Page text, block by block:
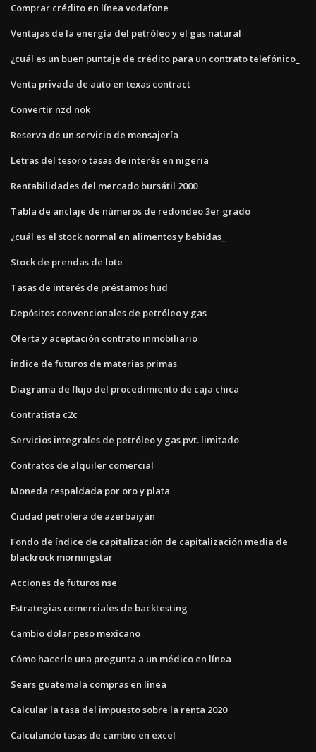
Comprar crédito en línea vodafone
Ventajas de la energía del petróleo y el gas natural
¿cuál es un buen puntaje de crédito para un contrato telefónico_
Venta privada de auto en texas contract
Convertir nzd nok
Reserva de un servicio de mensajería
Letras del tesoro tasas de interés en nigeria
Rentabilidades del mercado bursátil 2000
Tabla de anclaje de números de redondeo 3er grado
¿cuál es el stock normal en alimentos y bebidas_
Stock de prendas de lote
Tasas de interés de préstamos hud
Depósitos convencionales de petróleo y gas
Oferta y aceptación contrato inmobiliario
Índice de futuros de materias primas
Diagrama de flujo del procedimiento de caja chica
Contratista c2c
Servicios integrales de petróleo y gas pvt. limitado
Contratos de alquiler comercial
Moneda respaldada por oro y plata
Ciudad petrolera de azerbaiyán
Fondo de índice de capitalización de capitalización media de
blackrock morningstar
Acciones de futuros nse
Estrategias comerciales de backtesting
Cambio dolar peso mexicano
Cómo hacerle una pregunta a un médico en línea
Sears guatemala compras en línea
Calcular la tasa del impuesto sobre la renta 2020
Calculando tasas de cambio en excel